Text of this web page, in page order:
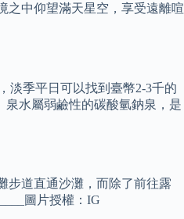
之中仰望滿天星空，享受遠離喧
淡季平日可以找到臺幣2-3千的
泉水屬弱鹼性的碳酸氫鈉泉，是
步道直通沙灘，而除了前往露
圖片授權：IG